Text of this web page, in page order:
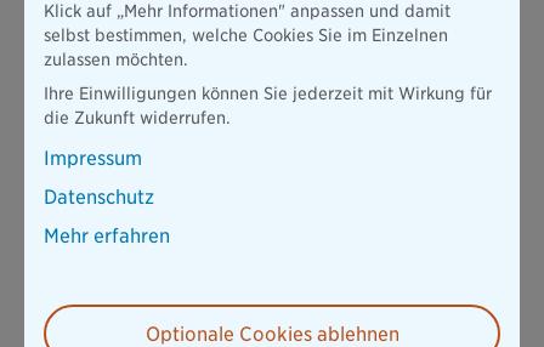
Klick auf „Mehr Informationen" anpassen und damit
selbst bestimmen, welche Cookies Sie im Einzelnen
zulassen möchten.
Ihre Einwilligungen können Sie jederzeit mit Wirkung für
die Zukunft widerrufen.
Impressum
Datenschutz
Mehr erfahren
Optionale Cookies ablehnen